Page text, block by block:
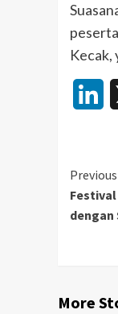
Kecak,
Previous
Festival
dengan
More